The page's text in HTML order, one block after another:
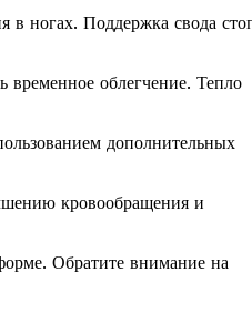
в ногах. Поддержка свода
временное облегчение. Тепло
дополнительных
кровообращения и
Обратите внимание на